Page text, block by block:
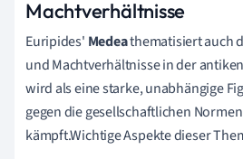
Machtverhältnisse
Euripides' Medeathematisiert auch
und Machtverhältnisse in der
wird als eine starke, unabhängige
gegen die gesellschaftlichen
kämpft.Wichtige Aspekte dieser